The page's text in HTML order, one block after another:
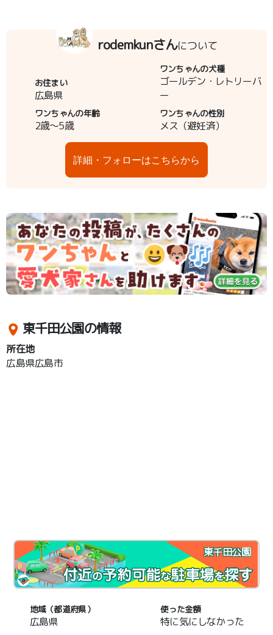
rodemkunさんについて
お住まい
広島県
ワンちゃんの犬種
ゴールデン・レトリーバ
ー
ワンちゃんの年齢
2歳～5歳
ワンちゃんの性別
メス（避妊済）
詳細・フォローはこちらから
東千田公園の情報
所在地
広島県広島市
東千田公園
地域（都道府県）
広島県
使った金額
特に気にしなかった